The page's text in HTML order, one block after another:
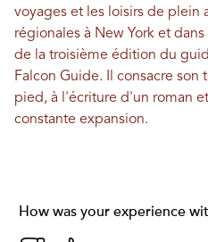
voyages et les loisirs de plein
régionales à New York et
de la troisième édition du
Falcon Guide. Il consacre son
pied, à l'écriture d'un roman
constante expansion.